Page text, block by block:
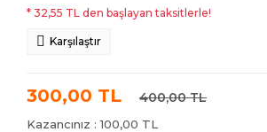
* 32,55 TL den başlayan taksitlerle!
Karşılaştır
300,00 TL 400,00 TL
Kazancınız : 100,00 TL